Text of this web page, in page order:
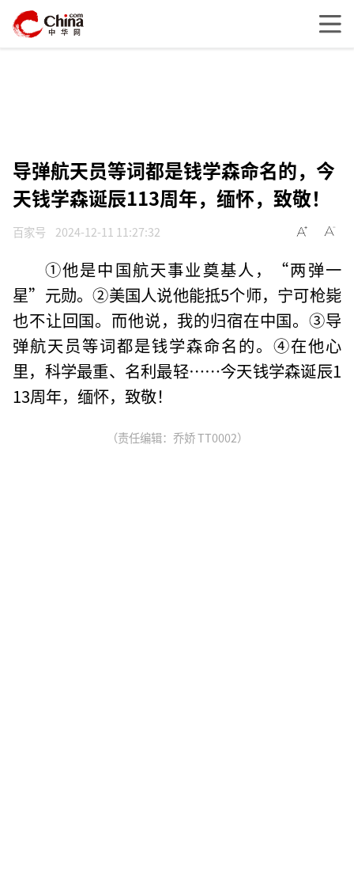
导弹航天员等词都是钱学森命名的，今
天钱学森诞辰113周年，缅怀，致敬！
百家号 2024-12-11 11:27:32
①他是中国航天事业奠基人，“两弹一
星”元勋。②美国人说他能抵5个师，宁可枪毙
也不让回国。而他说，我的归宿在中国。③导
弹航天员等词都是钱学森命名的。④在他心
里，科学最重、名利最轻……今天钱学森诞辰1
13周年，缅怀，致敬！
（责任编辑：乔娇 TT0002）